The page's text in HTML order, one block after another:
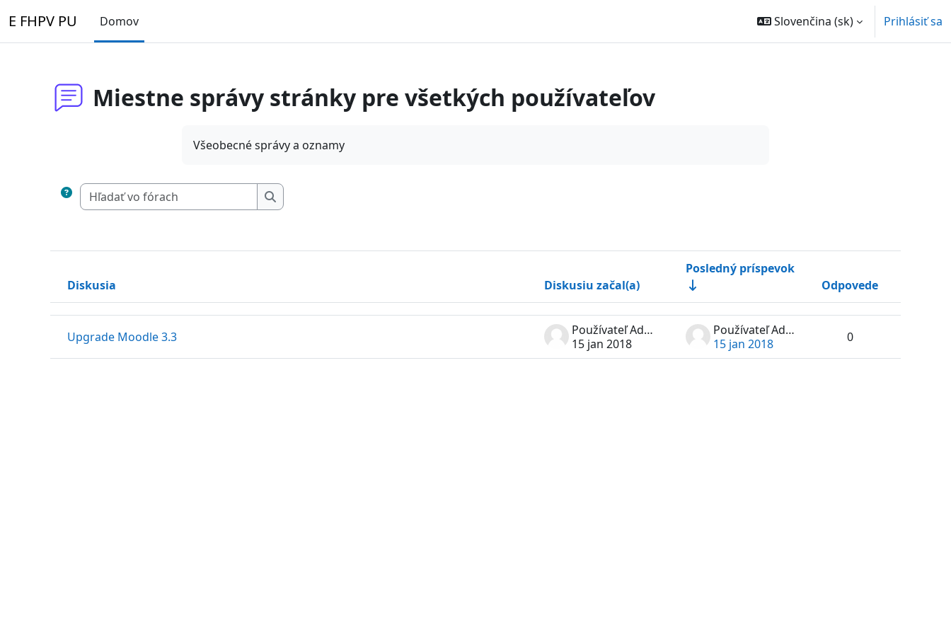
E FHPV PU Domov Slovenčina ‎(sk)‎ Prihlásiť sa
Miestne správy stránky pre všetkých používateľov
Všeobecné správy a oznamy
Hľadať vo fórach
Hľadať vo fórach
Status
Diskusia Diskusiu začal(a)
Posledný príspevok
Odpovede
Akcie
Upgrade Moodle 3.3
Používateľ Administrátor
15 jan 2018
Používateľ Administrátor
15 jan 2018
0